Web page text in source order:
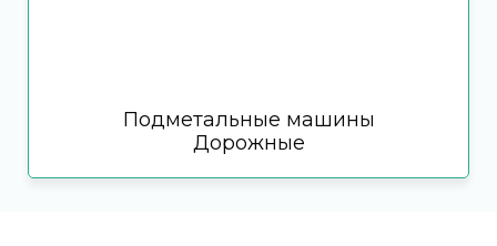
Подметальные машины
Дорожные